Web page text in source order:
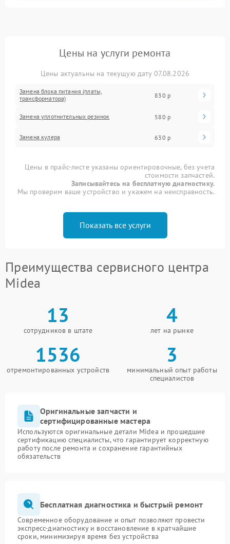
Цены на услуги ремонта
Цены актуальны на текущую дату 07.08.2026
Замена блока питания (платы,
трансформатора)
830 р
Замена уплотнительных резинок 580 р
Замена кулера 630 р
Цены в прайс-листе указаны ориентировочные, без учета
стоимости запчастей.
Записывайтесь на бесплатную диагностику.
Мы проверим ваше устройство и укажем на неисправность.
Показать все услуги
Преимущества сервисного центра
Midea
13
сотрудников в штате
4
лет на рынке
1536
отремонтированных устройств
3
минимальный опыт работы
специалистов
Оригинальные запчасти и
сертифицированные мастера
Используются оригинальные детали Midea и прошедшие
сертификацию специалисты, что гарантирует корректную
работу после ремонта и сохранение гарантийных
обязательств
Бесплатная диагностика и быстрый ремонт
Современное оборудование и опыт позволяют провести
экспресс-диагностику и восстановление в кратчайшие
сроки, минимизируя время без устройства